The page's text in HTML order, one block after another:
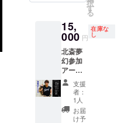
ドを
セット
してお
届けい
たしま
す。
※DVDが
完成次
第に同
梱発送
となり
セット
北斎T
シャツ
【稽古
着】 ②
タカシ
からの
直筆お
手 ③タ
カシの
オリジ
ナル
択
す
る
15,
000 円
在庫な
し
北斎夢
幻参加
アー
ティス
トから
の特別
なリ
ターン
支援
者：
1人
お届
け予